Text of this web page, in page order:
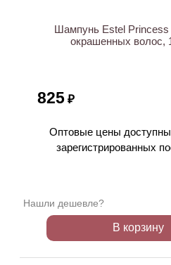
Шампунь Estel
окрашенных волос,
825 ₽
Оптовые цены
зарегистрированных
Нашли дешевле?
В корзину